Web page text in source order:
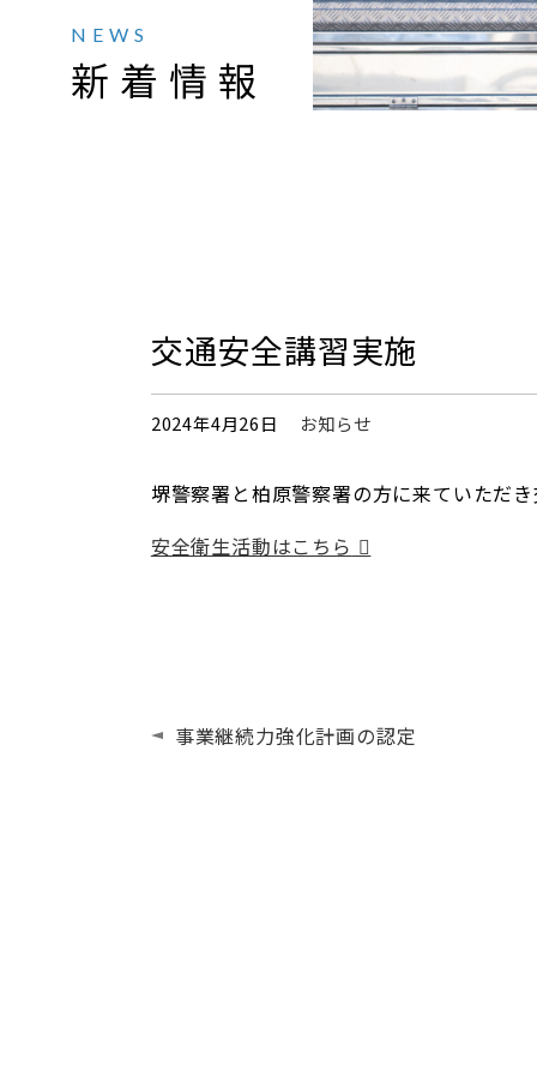
NEWS
新着情報
交通安全講習実施
2024年4月26日 お知らせ
堺警察署と柏原警察署の方に来ていただ
安全衛生活動はこちら
事業継続力強化計画の認定